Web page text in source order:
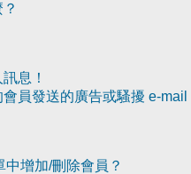
息！
員發送的廣告或騷擾 e-mail
增加/刪除會員？